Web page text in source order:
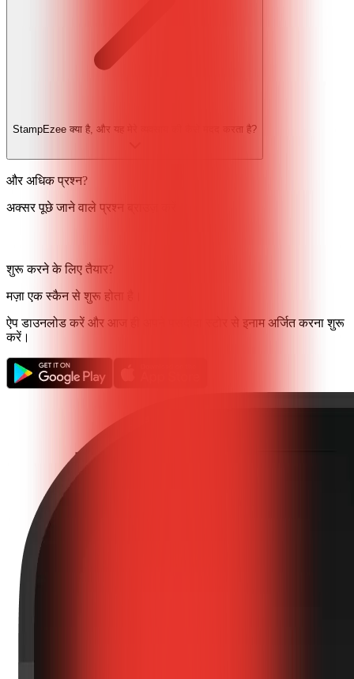
StampEzee क्या है, और यह मेरे व्यवसाय की कैसे मदद करता है?
और अधिक प्रश्न?
अक्सर पूछे जाने वाले प्रश्न ब्राउज़ करें
शुरू करने के लिए तैयार?
मज़ा एक स्कैन से शुरू होता है।
ऐप डाउनलोड करें और आज ही अपने पसंदीदा स्टोर से इनाम अर्जित करना शुरू
करें।